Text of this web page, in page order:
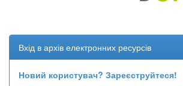
Вхід в архів електронних ресурсів
Новий користувач? Зареєструйтеся!